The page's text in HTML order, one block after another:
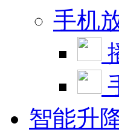
手机
智能升